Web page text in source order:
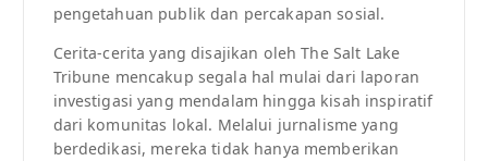
pengetahuan publik dan percakapan sosial.
Cerita-cerita yang disajikan oleh The Salt Lake
Tribune mencakup segala hal mulai dari laporan
investigasi yang mendalam hingga kisah inspiratif
dari komunitas lokal. Melalui jurnalisme yang
berdedikasi, mereka tidak hanya memberikan